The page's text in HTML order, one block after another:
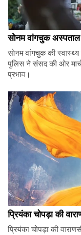
सोनम वांगचुक अस्पताल
सोनम वांगचुक की
पुलिस ने संसद की ओर
प्रभाव।
प्रियंका चोपड़ा की
प्रियंका चोपड़ा की